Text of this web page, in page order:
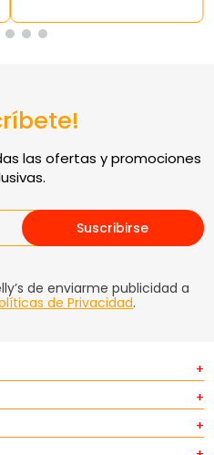
Suscribirse
de enviarme publicidad a
de Privacidad.
+
+
+